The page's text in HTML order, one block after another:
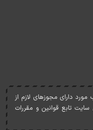
دارای مجوزهای لازم از
تابع قوانين و مقررات